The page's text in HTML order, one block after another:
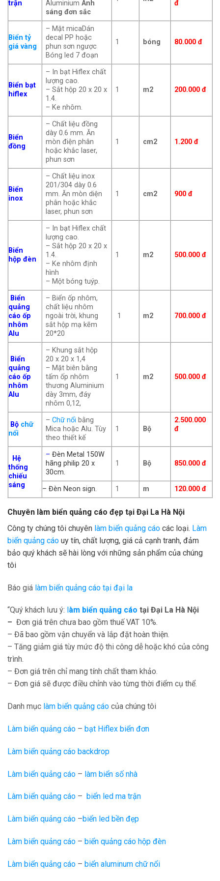
trận AluminiumÁnh
sáng đơn sắc
đ
Biển tỷ
giá vàng
– Mặt micaDán
decal PP hoặc
phun sơn ngược
Bóng led 7 đoạn
1 bóng 80.000 đ
Biển bạt
hiflex
– In bạt Hiflex chất
lượng cao.
– Sắt hộp 20 x 20 x
1.4.
– Ke nhôm.
1 m2 200.000 đ
Biển
đồng
– Chất liệu đồng
dày 0.6 mm. Ăn
mòn điện phân
hoặc khắc laser,
phun sơn
1 cm2 1.200 đ
Biển
inox
– Chất liệu inox
201/304 dày 0.6
mm. Ăn mòn diện
phân hoặc khắc
laser, phun sơn
1 cm2 900 đ
Biển
hộp đèn
– In bạt Hiflex chất
lượng cao.
– Sắt hộp 20 x 20 x
1.4.
– Ke nhôm định
hình
– Một bóng tuýp.
1 m2 500.000 đ
Biển
quảng
cáo ốp
nhôm
Alu
– Biển ốp nhôm,
chất liệu nhôm
ngoài trời, khung
sắt hộp mạ kẽm
20*20
1 m2 700.000 đ
Biển
quảng
cáo ốp
nhôm
Alu
– Khung sắt hộp
20 x 20 x 1,4
– Mặt biên bằng
tấm ốp nhôm
thương Aluminium
dày 3mm, đáy
nhôm 0,12,
1 m2 500.000 đ
Bộ chữ
nổi
–Chữ nổi bằng
Mica hoặc Alu. Tùy
theo thiết kế
1 Bộ
2.500.000
đ
Hệ
thống
chiếu
sáng
– Đèn Metal 150W
hãng philip 20 x
30cm.
1 Bộ 850.000 đ
– Đèn Neon sign. 1 m 120.000 đ
Chuyên làm biển quảng cáo đẹp tại Đại La Hà Nội
Công ty chúng tôi chuyên làm biển quảng cáo các loại. Làm
biển quảng cáo uy tín, chất lượng, giá cả cạnh tranh, đảm
bảo quý khách sẽ hài lòng với những sản phẩm của chúng
tôi
Báo giá làm biển quảng cáo tại đại la
“Quý khách lưu ý: àm biển quảng cáo tại Đại La Hà Nội
– Đơn giá trên chưa bao gồm thuế VAT 10%.
– Đã bao gồm vận chuyển và lắp đặt hoàn thiện.
– Tăng giảm giá tùy mức độ thi công dễ hoặc khó của công
trình.
– Đơn giá trên chỉ mang tính chất tham khảo.
– Đơn giá sẽ được điều chỉnh vào từng thời điểm cụ thể.
Danh mục làm biển quảng cáo của chúng tôi
Làm biển quảng cáo – bạt Hiflex biển đơn
Làm biển quảng cáo backdrop
Làm biển quảng cáo – làm biển số nhà
Làm biển quảng cáo – biển led ma trận
Làm biển quảng cáo –biển led bền đẹp
Làm biển quảng cáo – biển quảng cáo hộp đèn
Làm biển quảng cáo – biển aluminum chữ nổi